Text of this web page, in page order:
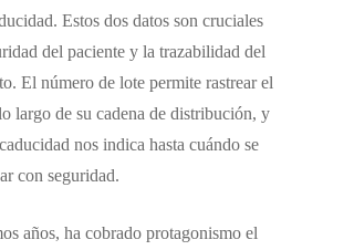
Estos dos datos son cruciales
del paciente y la trazabilidad del
El número de lote permite rastrear el
largo de su cadena de distribución, y
nos indica hasta cuándo se
con seguridad.
años, ha cobrado protagonismo el